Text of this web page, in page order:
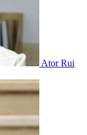
Ator Rui